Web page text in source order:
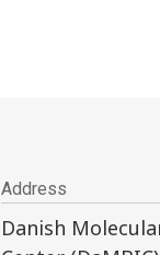
Address
Danish